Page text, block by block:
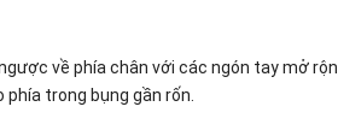
về phía chân với các ngón tay mở
trong bụng gần rốn.